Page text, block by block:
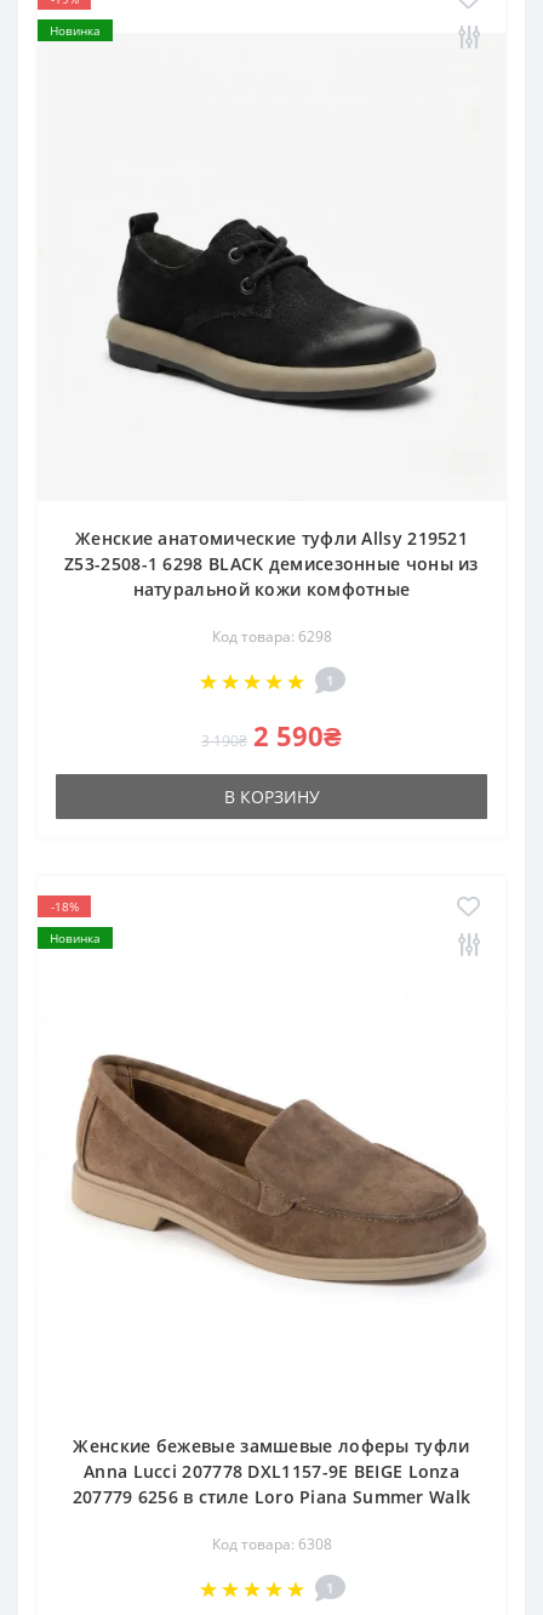
Новинка
Женские анатомические туфли Allsy 219521
Z53-2508-1 6298 BLACK демисезонные чоны из
натуральной кожи комфотные
Код товара: 6298
1
3 190₴ 2 590₴
В КОРЗИНУ
-18%
Новинка
Женские бежевые замшевые лоферы туфли
Anna Lucci 207778 DXL1157-9E BEIGE Lonza
207779 6256 в стиле Loro Piana Summer Walk
Код товара: 6308
1